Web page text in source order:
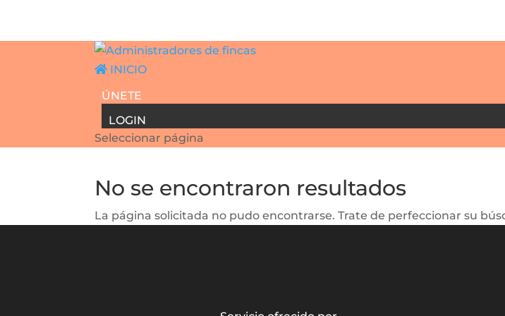
INICIO
ÚNETE
LOGIN
Seleccionar página
No se encontraron resultados
La página solicitada no pudo encontrarse. Trate de perfeccionar su